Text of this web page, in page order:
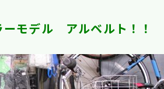
ーモデル アルベルト！！